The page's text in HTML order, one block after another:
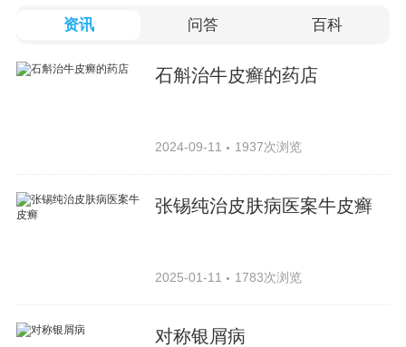
资讯 问答 百科
石斛治牛皮癣的药店
2024-09-11 1937次浏览
张锡纯治皮肤病医案牛皮癣
2025-01-11 1783次浏览
对称银屑病